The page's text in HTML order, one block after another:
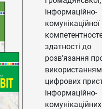
інформаційно-
комунікаційної
здатності до
розв’язання
використанням
цифрових
інформаційно-
комунікаційних